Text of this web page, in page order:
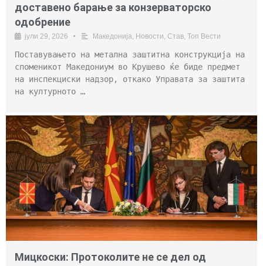
доставено барање за конзерваторско
одобрение
јули 29, 2026 • Македонија, Новости, Став, Топ Вести
Поставувањето на метална заштитна конструкција на
споменикот Македониум во Крушево ќе биде предмет
на инспекциски надзор, откако Управата за заштита
на културното …
Мицкоски: Протоколите не се дел од